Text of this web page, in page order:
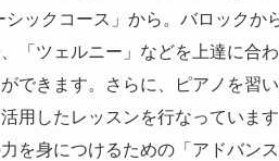
ックコース」から。バロック
「ツェルニー」などを上達に
できます。さらに、ピアノを
用したレッスンを行なってい
を身につけるための「アドバ